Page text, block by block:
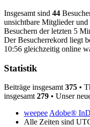
Insgesamt sind 44
unsichtbare Mitglieder und
Besuchern der letzten 5
Der Besucherrekord liegt
10:56 gleichzeitig online
Statistik
Beiträge insgesamt 375 •
insgesamt 279 • Unser
weepee Adobe®
Alle Zeiten sind